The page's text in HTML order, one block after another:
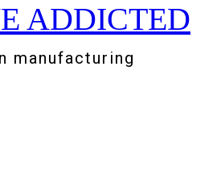
ADDICTED
manufacturing